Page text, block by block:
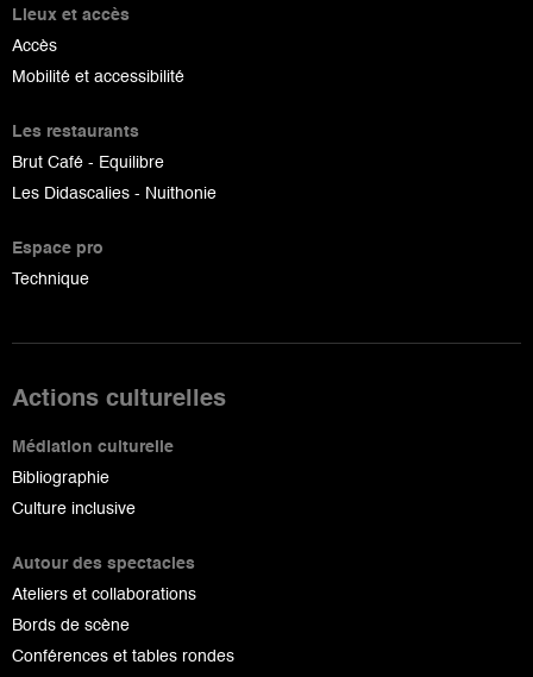
Lieux et accès
Accès
Mobilité et accessibilité
Les restaurants
Brut Café - Equilibre
Les Didascalies - Nuithonie
Espace pro
Technique
Actions culturelles
Médiation culturelle
Bibliographie
Culture inclusive
Autour des spectacles
Ateliers et collaborations
Bords de scène
Conférences et tables rondes